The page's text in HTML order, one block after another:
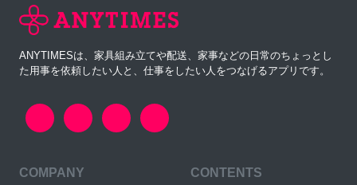
ANYTIMESは、家具組み立てや配送、家事などの日常のちょっとし
た用事を依頼したい人と、仕事をしたい人をつなげるアプリです。
COMPANY CONTENTS